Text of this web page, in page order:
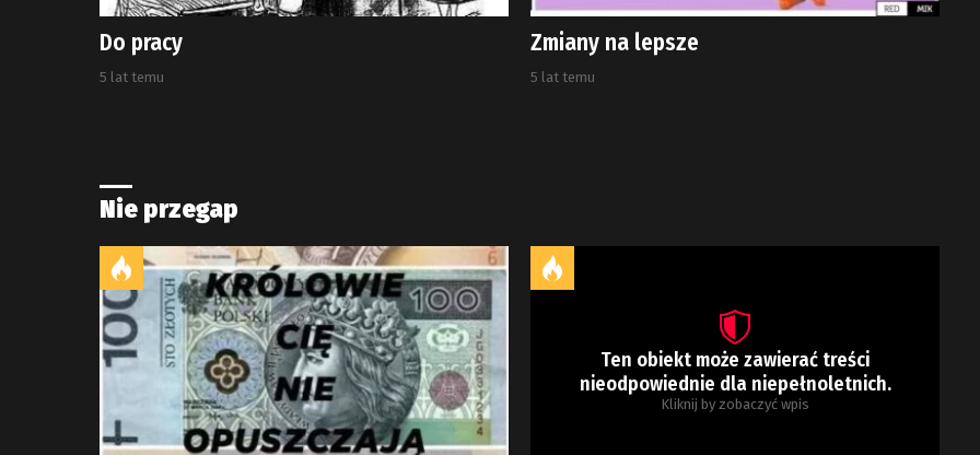
Do pracy
5 lat temu
Zmiany na lepsze
5 lat temu
Nie przegap
Ten obiekt może zawierać treści
nieodpowiednie dla niepełnoletnich.
Kliknij by zobaczyć wpis